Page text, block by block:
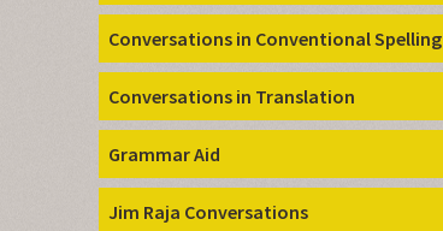
Conversations in Conventional Spelling
Conversations in Translation
Grammar Aid
Jim Raja Conversations